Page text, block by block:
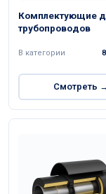
Комплектующие
трубопроводов
В категории
Смотреть